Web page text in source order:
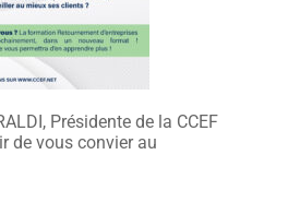
Présidente de la CCEF
de vous convier au